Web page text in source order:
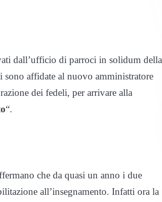
dall’ufficio di parroci in solidum della
sono affidate al nuovo amministratore
dei fedeli, per arrivare alla
“.
che da quasi un anno i due
all’insegnamento. Infatti ora la